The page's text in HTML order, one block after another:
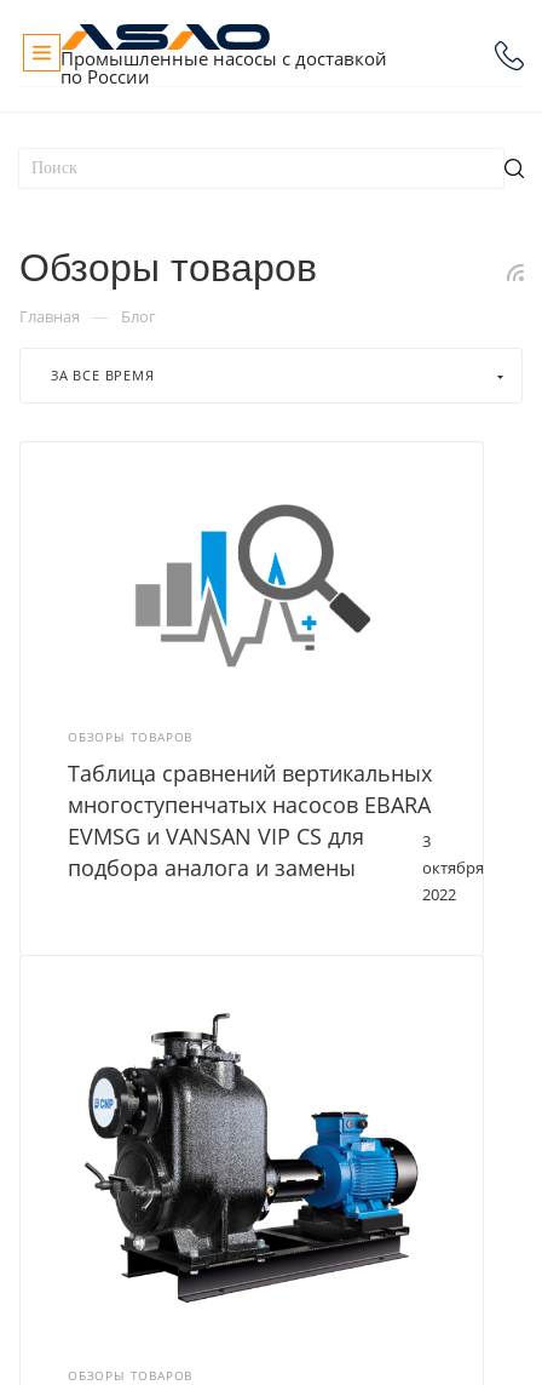
Промышленные насосы с доставкой
по России
Обзоры товаров
Главная — Блог
ЗА ВСЕ ВРЕМЯ
ОБЗОРЫ ТОВАРОВ
3
октября
2022
Таблица сравнений вертикальных
многоступенчатых насосов EBARA
EVMSG и VANSAN VIP CS для
подбора аналога и замены
ОБЗОРЫ ТОВАРОВ